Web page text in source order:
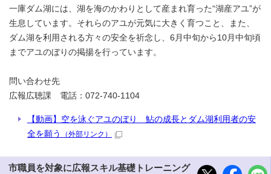
一庫ダム湖には、湖を海のかわりとして産まれ育った“湖産アユ”が
生息しています。それらのアユが元気に大きく育つこと、また、
ダム湖を利用される方々の安全を祈念し、6月中旬から10月中旬頃
までアユのぼりの掲揚を行っています。
問い合わせ先
広報広聴課 電話：072-740-1104
【動画】空を泳ぐアユのぼり 鮎の成長とダム湖利用者の安
全を願う
（外部リンク）
市職員を対象に広報スキル基礎トレーニング